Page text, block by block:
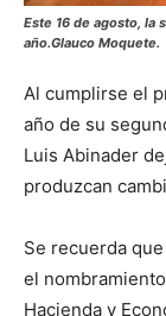
Este 16 de agosto, la
año.Glauco Moquete.
Al cumplirse el
año de su
Luis Abinader
produzcan
Se recuerda
el
Hacienda y